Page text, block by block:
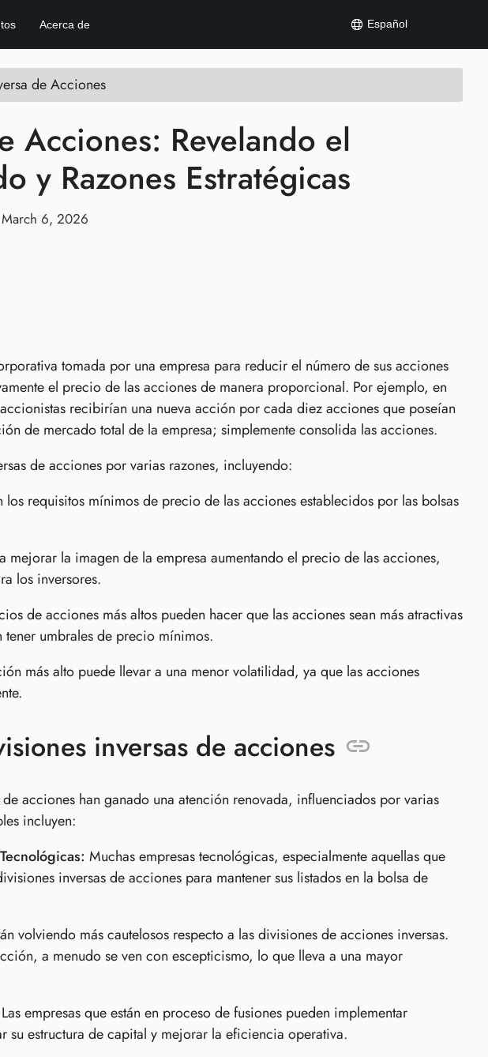
Acerca de Español
de Acciones
Acciones: Revelando el
y Razones Estratégicas
March 6, 2026
tomada por una empresa para reducir el número de sus acciones
el precio de las acciones de manera proporcional. Por ejemplo, en
recibirían una nueva acción por cada diez acciones que poseían
de mercado total de la empresa; simplemente consolida las acciones.
de acciones por varias razones, incluyendo:
los requisitos mínimos de precio de las acciones establecidos por las bolsas
mejorar la imagen de la empresa aumentando el precio de las acciones,
los inversores.
de acciones más altos pueden hacer que las acciones sean más atractivas
umbrales de precio mínimos.
más alto puede llevar a una menor volatilidad, ya que las acciones
inversas de acciones
acciones han ganado una atención renovada, influenciados por varias
incluyen:
Muchas empresas tecnológicas, especialmente aquellas que
inversas de acciones para mantener sus listados en la bolsa de
volviendo más cautelosos respecto a las divisiones de acciones inversas.
a menudo se ven con escepticismo, lo que lleva a una mayor
Las empresas que están en proceso de fusiones pueden implementar
su estructura de capital y mejorar la eficiencia operativa.